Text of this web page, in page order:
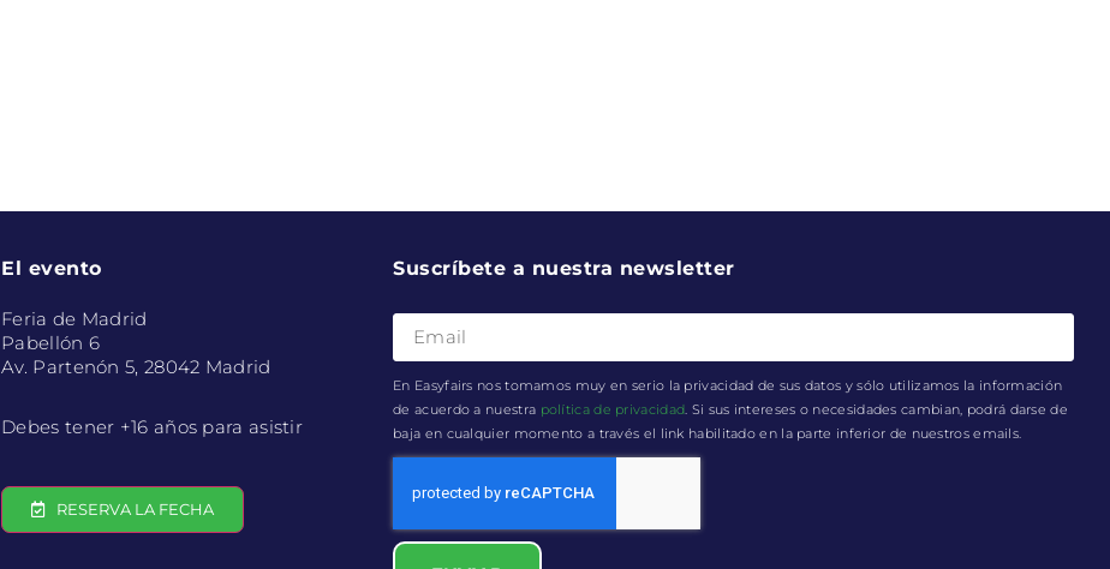
El evento
Feria de Madrid
Pabellón 6
Av. Partenón 5, 28042 Madrid
Debes tener +16 años para asistir
RESERVA LA FECHA
Suscríbete a nuestra newsletter
En Easyfairs nos tomamos muy en serio la privacidad de sus datos y sólo utilizamos la información
de acuerdo a nuestra política de privacidad. Si sus intereses o necesidades cambian, podrá darse de
baja en cualquier momento a través el link habilitado en la parte inferior de nuestros emails.